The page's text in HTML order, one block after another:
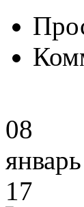
08
январь
17